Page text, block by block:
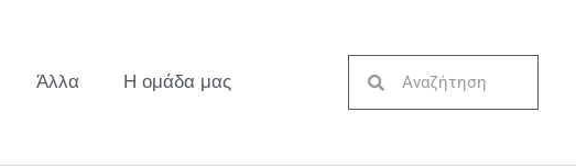
Άλλα Η ομάδα μας